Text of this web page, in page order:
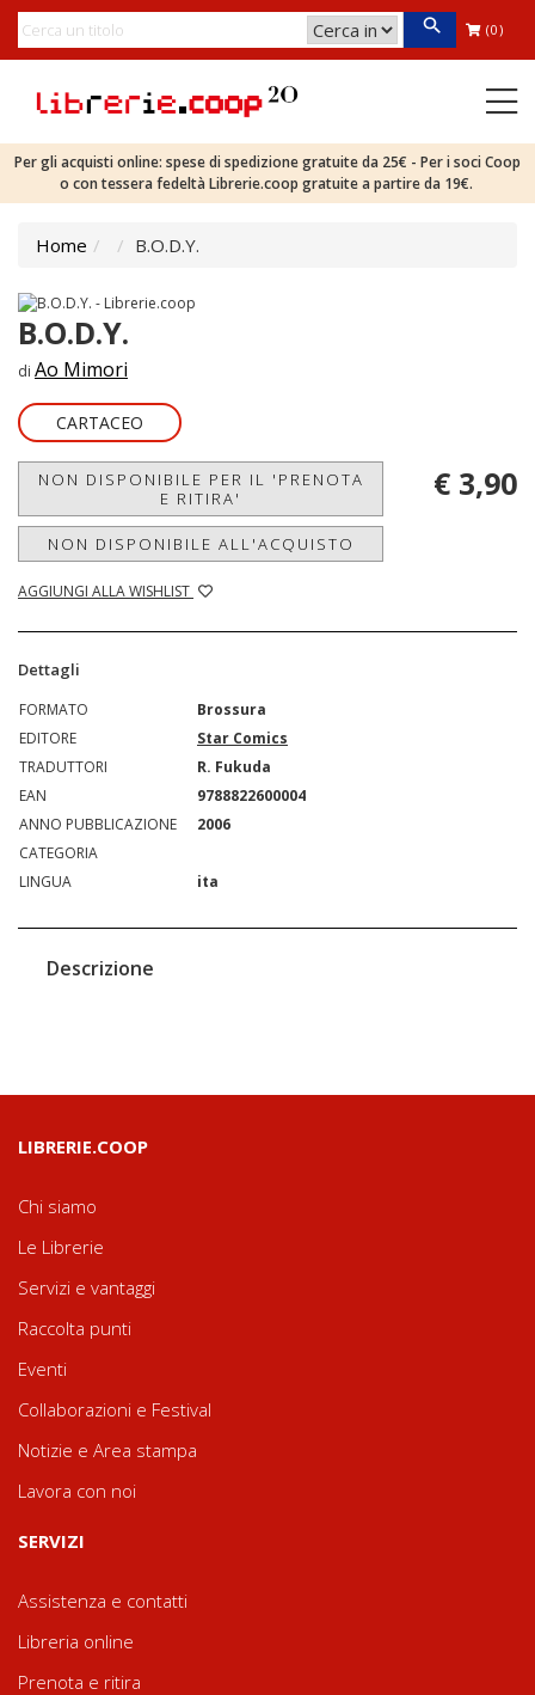
(0)
Per gli acquisti online: spese di spedizione gratuite da 25€ - Per i soci Coop
o con tessera fedeltà Librerie.coop gratuite a partire da 19€.
Home B.O.D.Y.
B.O.D.Y.
di Ao Mimori
CARTACEO
NON DISPONIBILE PER IL 'PRENOTA
E RITIRA'
NON DISPONIBILE ALL'ACQUISTO
AGGIUNGI ALLA WISHLIST
€ 3,90
Dettagli
FORMATO
Brossura
EDITORE
Star Comics
TRADUTTORI
R. Fukuda
EAN
9788822600004
ANNO PUBBLICAZIONE
2006
CATEGORIA
LINGUA
ita
Descrizione
LIBRERIE.COOP
Chi siamo
Le Librerie
Servizi e vantaggi
Raccolta punti
Eventi
Collaborazioni e Festival
Notizie e Area stampa
Lavora con noi
SERVIZI
Assistenza e contatti
Libreria online
Prenota e ritira